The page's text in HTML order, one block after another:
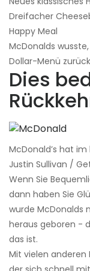
Dreifacher
Happy Meal
McDonalds
Dollar-Menü
Dies
McDonald’s hat
Justin Sullivan /
Wenn Sie
dann haben Sie
wurde McDonalds
heraus geboren -
das ist.
Mit vielen anderen